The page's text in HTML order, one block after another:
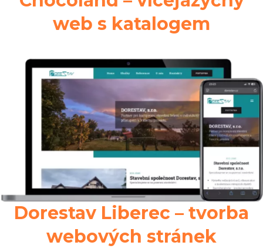
web s katalogem
Dorestav Liberec – tvorba
webových stránek